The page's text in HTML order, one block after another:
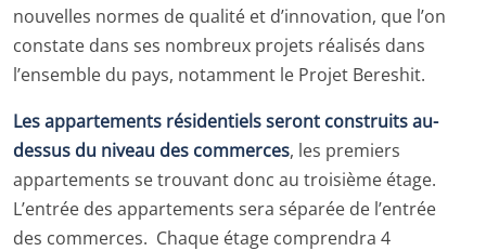
nouvelles normes de qualité et d’innovation, que l’on
constate dans ses nombreux projets réalisés dans
l’ensemble du pays, notamment le Projet Bereshit.
Les appartements résidentiels seront construits au-
dessus du niveau des commerces, les premiers
appartements se trouvant donc au troisième étage.
L’entrée des appartements sera séparée de l’entrée
des commerces. Chaque étage comprendra 4